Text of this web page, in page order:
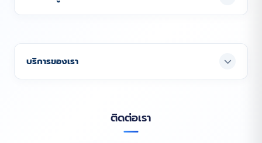
บริการของเรา
ติดต่อเรา